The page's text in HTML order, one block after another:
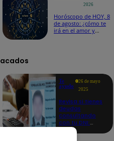
2026
Horóscopo de HOY, 8
de agosto: ¿cómo te
irá en el amor y
Te
ayudo
26 de mayo
2025
Revisa si tienes
deudas
consultando
con tu DNI:
aquí los
detalles